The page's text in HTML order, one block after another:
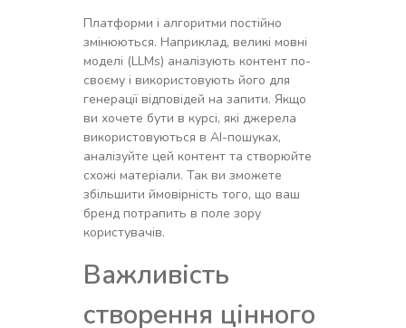
Платформи і алгоритми постійно
змінюються. Наприклад, великі мовні
моделі (LLMs) аналізують контент по-
своєму і використовують його для
генерації відповідей на запити. Якщо
ви хочете бути в курсі, які джерела
використовуються в AI-пошуках,
аналізуйте цей контент та створюйте
схожі матеріали. Так ви зможете
збільшити ймовірність того, що ваш
бренд потрапить в поле зору
користувачів.
Важливість
створення цінного